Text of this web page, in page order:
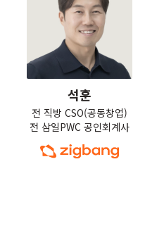
석훈
전 직방 CSO(공동창업)
전 삼일PWC 공인회계사